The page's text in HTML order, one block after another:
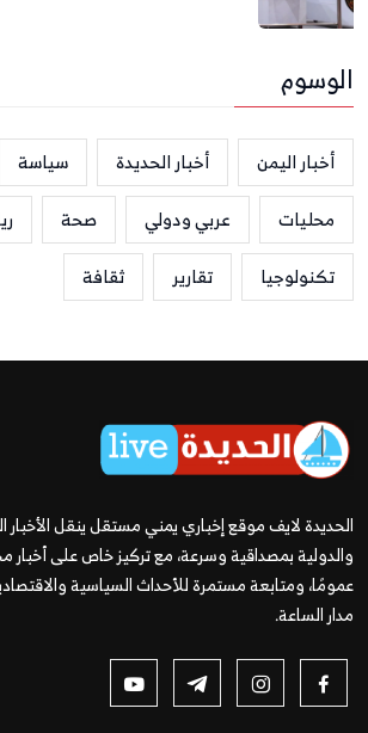
الوسوم
أخبار اليمن أخبار الحديدة سياسة
محليات
عربي ودولي صحة
تكنولوجيا
تقارير ثقافة
الحديدة لايف موقع إخباري يمني مستقل ينقل الأخبار
والدولية بمصداقية وسرعة، مع تركيز خاص على أخبار
عمومًا، ومتابعة مستمرة للأحداث السياسية
مدار الساعة.